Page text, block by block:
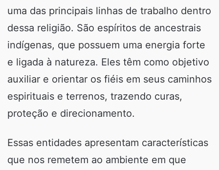
uma das principais linhas de trabalho dentro
dessa religião. São espíritos de ancestrais
indígenas, que possuem uma energia forte
e ligada à natureza. Eles têm como objetivo
auxiliar e orientar os fiéis em seus caminhos
espirituais e terrenos, trazendo curas,
proteção e direcionamento.
Essas entidades apresentam características
que nos remetem ao ambiente em que